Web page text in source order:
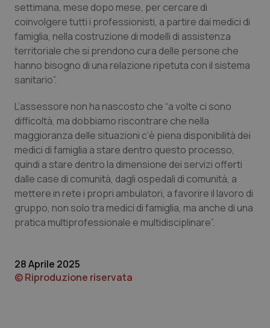
Marche
Molise
Piemonte
Provincia Autonoma di Bolzano
Provincia Autonoma di Trento
Puglia
Sardegna
Toscana
Donna & Salute
Epatiti
HIV
Infezioni & Febbre
Ipertensione & Scompenso
Malattie rare
Malattia di Crohn & Rettocolite Ulcerosa
Obesità
settimana, mese dopo mese, per cercare di
coinvolgere tutti i professionisti, a partire dai medici di
famiglia, nella costruzione di modelli di assistenza
territoriale che si prendono cura delle persone che
hanno bisogno di una relazione ripetuta con il sistema
sanitario”.
L’assessore non ha nascosto che “a volte ci sono
difficoltà, ma dobbiamo riscontrare che nella
maggioranza delle situazioni c’è piena disponibilità dei
medici di famiglia a stare dentro questo processo,
quindi a stare dentro la dimensione dei servizi offerti
dalle case di comunità, dagli ospedali di comunità, a
mettere in rete i propri ambulatori, a favorire il lavoro di
gruppo, non solo tra medici di famiglia, ma anche di una
pratica multiprofessionale e multidisciplinare”.
28 Aprile 2025
© Riproduzione riservata